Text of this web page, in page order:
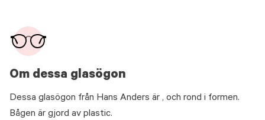
Om dessa glasögon
Dessa glasögon från Hans Anders är , och rond i formen.
Bågen är gjord av plastic.